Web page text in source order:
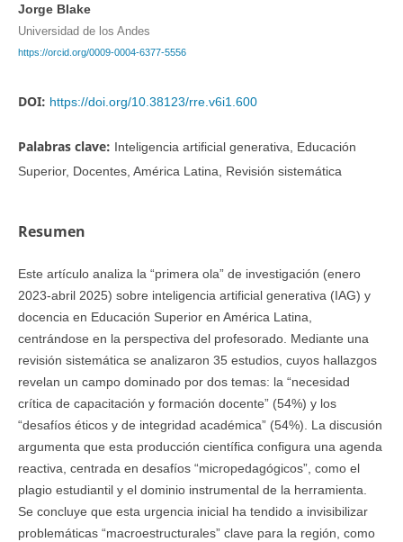
Jorge Blake
Universidad de los Andes
https://orcid.org/0009-0004-6377-5556
DOI: https://doi.org/10.38123/rre.v6i1.600
Palabras clave: Inteligencia artificial generativa, Educación
Superior, Docentes, América Latina, Revisión sistemática
Resumen
Este artículo analiza la “primera ola” de investigación (enero
2023-abril 2025) sobre inteligencia artificial generativa (IAG) y
docencia en Educación Superior en América Latina,
centrándose en la perspectiva del profesorado. Mediante una
revisión sistemática se analizaron 35 estudios, cuyos hallazgos
revelan un campo dominado por dos temas: la “necesidad
crítica de capacitación y formación docente” (54%) y los
“desafíos éticos y de integridad académica” (54%). La discusión
argumenta que esta producción científica configura una agenda
reactiva, centrada en desafíos “micropedagógicos”, como el
plagio estudiantil y el dominio instrumental de la herramienta.
Se concluye que esta urgencia inicial ha tendido a invisibilizar
problemáticas “macroestructurales” clave para la región, como